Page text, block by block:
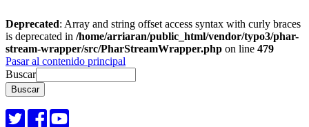
Deprecated: Array and string offset access syntax with curly braces
is deprecated in /home/arriaran/public_html/vendor/typo3/phar-
stream-wrapper/src/PharStreamWrapper.php on line 479
Pasar al contenido principal
Buscar